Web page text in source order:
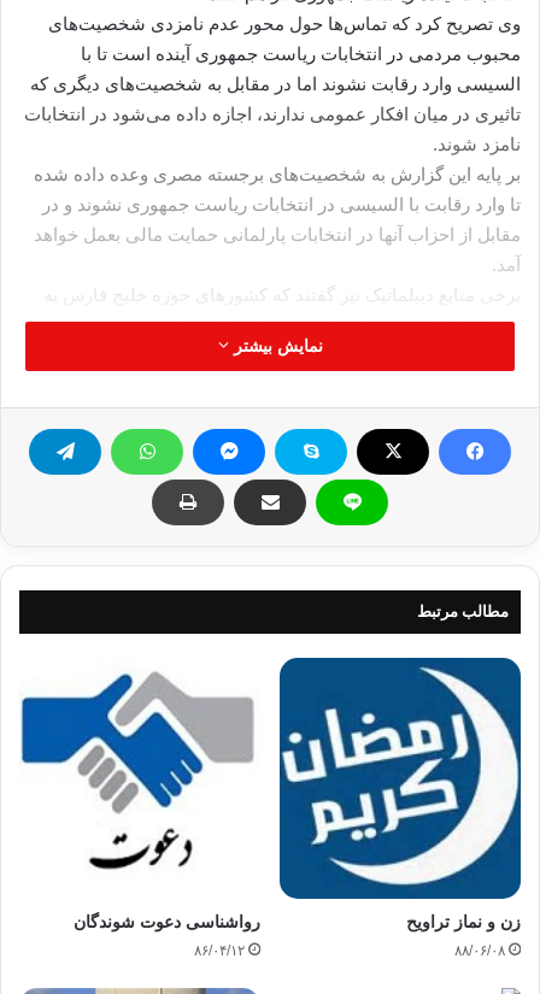
وی تصریح کرد که تماس‌ها حول محور عدم نامزدی شخصیت‌های
محبوب مردمی در انتخابات ریاست جمهوری آینده است تا با
السیسی وارد رقابت نشوند اما در مقابل به شخصیت‌های دیگری که
تاثیری در میان افکار عمومی ندارند، اجازه داده می‌شود در انتخابات
نامزد شوند.
بر پایه این گزارش به شخصیت‌های برجسته مصری وعده داده شده
تا وارد رقابت با السیسی در انتخابات ریاست جمهوری نشوند و در
مقابل از احزاب آنها در انتخابات پارلمانی حمایت مالی بعمل خواهد
آمد.
برخی منابع دیپلماتیک نیز گفتند که کشورهای حوزه خلیج فارس به
حمایت از السیسی برای نامزدی در انتخابات ریاست جمهوری و
حمایت مالی از وی تمایل دارند تا در دوره آینده نیز به صورت
کپی آدرس
نمایش بیشتر
مطالب مرتبط
زن و نماز تراویح
۸۸/۰۶/۰۸
رواشناسی دعوت شوندگان
۸۶/۰۴/۱۲